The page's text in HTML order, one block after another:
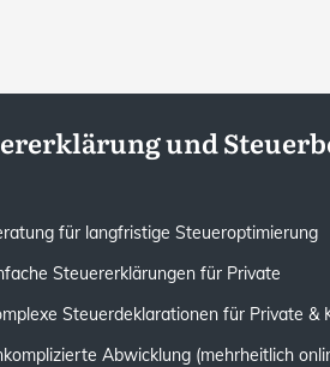
und
für langfristige Steueroptimierung
Steuererklärungen für Private
Steuerdeklarationen für Private &
Abwicklung (mehrheitlich